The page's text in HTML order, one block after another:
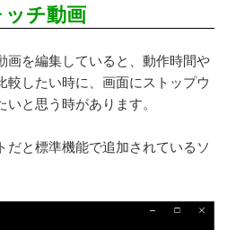
チ動画
画を編集していると、動作時間や
較したい時に、画面にストップウ
いと思う時があります。
だと標準機能で追加されているソ